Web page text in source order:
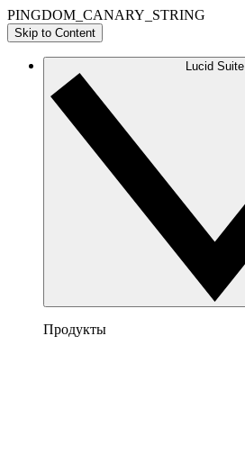
PINGDOM_CANARY_STRING
Skip to Content
Lucid Suite
Продукты